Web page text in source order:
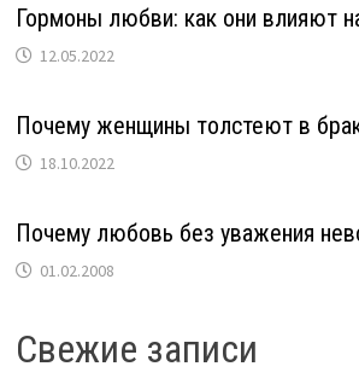
Гормоны любви: как они влияют
12.05.2022
Почему женщины толстеют в
18.10.2022
Почему любовь без уважения
01.02.2008
Свежие записи